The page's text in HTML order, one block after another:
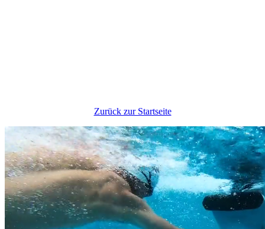
Zurück zur Startseite